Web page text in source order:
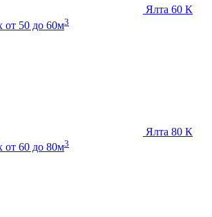
Ялта 60 К
от 50 до 60м3
Ялта 80 К
от 60 до 80м3